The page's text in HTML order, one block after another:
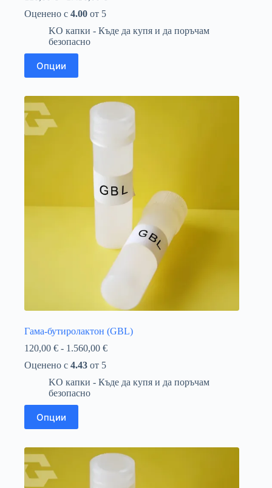
до
Оценено с 4.00 от 5
KO капки - Къде да купя и да поръчам
безопасно
Опции
Този
продукт
има
варианта.
Вариантите
могат
да
Гама-бутиролактон (GBL)
120,00 € - 1.560,00 €Ценови
до
Оценено с 4.43 от 5
KO капки - Къде да купя и да поръчам
безопасно
Опции
продукт
има
варианта.
Вариантите
могат